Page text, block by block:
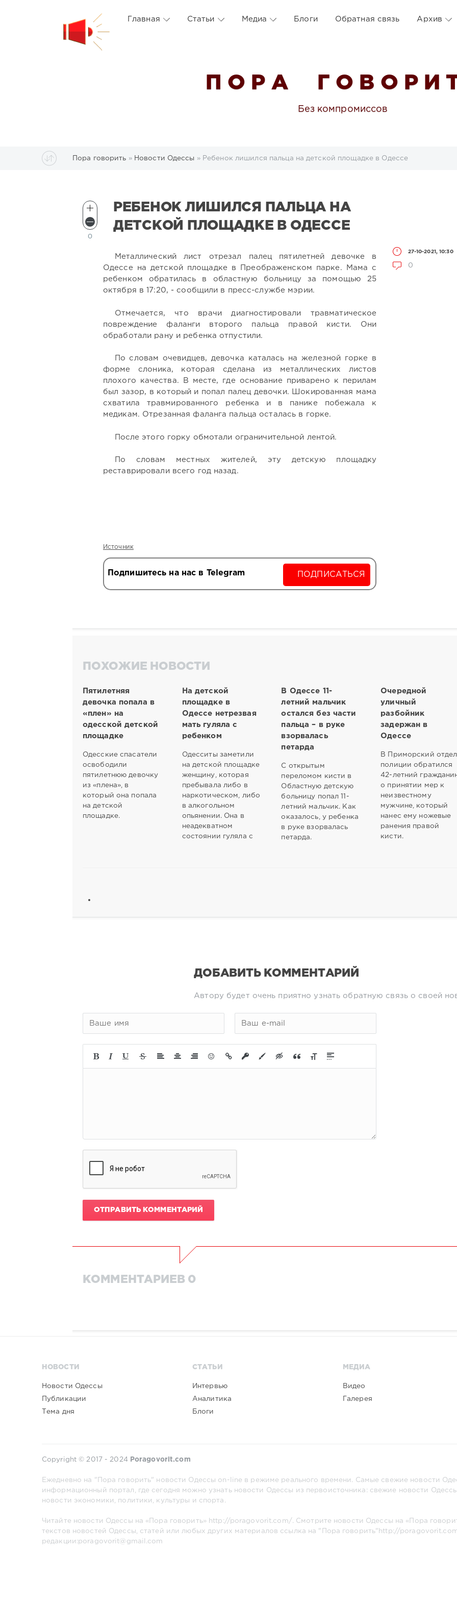
Главная Статьи Медиа Блоги Обратная связь Архив
П О Р А Г О В О Р И
Без компромиссов
Пора говорить » Новости Одессы » Ребенок лишился пальца на детской площадке в Одессе
РЕБЕНОК ЛИШИЛСЯ ПАЛЬЦА НА
ДЕТСКОЙ ПЛОЩАДКЕ В ОДЕССЕ
27-10-2021, 10:30
0
0
Металлический лист отрезал палец пятилетней девочке в
Одессе на детской площадке в Преображенском парке. Мама с
ребенком обратилась в областную больницу за помощью 25
октября в 17:20, - сообщили в пресс-службе мэрии.
Отмечается, что врачи диагностировали травматическое
повреждение фаланги второго пальца правой кисти. Они
обработали рану и ребенка отпустили.
По словам очевидцев, девочка каталась на железной горке в
форме слоника, которая сделана из металлических листов
плохого качества. В месте, где основание приварено к перилам
был зазор, в который и попал палец девочки. Шокированная мама
схватила травмированного ребенка и в панике побежала к
медикам. Отрезанная фаланга пальца осталась в горке.
После этого горку обмотали ограничительной лентой.
По словам местных жителей, эту детскую площадку
реставрировали всего год назад.
Источник
Подпишитесь на нас в Telegram ПОДПИСАТЬСЯ
ПОХОЖИЕ НОВОСТИ
Пятилетняя
девочка попала в
«плен» на
одесской детской
площадке
Одесские спасатели
освободили
пятилетнюю девочку
из «плена», в
который она попала
на детской
площадке.
На детской
площадке в
Одессе нетрезвая
мать гуляла с
ребенком
Одесситы заметили
на детской площадке
женщину, которая
пребывала либо в
наркотическом, либо
в алкогольном
опьянении. Она в
неадекватном
состоянии гуляла с
В Одессе 11-
летний мальчик
остался без части
пальца – в руке
взорвалась
петарда
С открытым
переломом кисти в
Областную детскую
больницу попал 11-
летний мальчик. Как
оказалось, у ребенка
в руке взорвалась
петарда.
Очередной
уличный
разбойник
задержан в
Одессе
В Приморский отдел
полиции обратился
42-летний
о принятии мер к
неизвестному
мужчине, который
нанес ему ножевые
ранения правой
кисти.
ДОБАВИТЬ КОММЕНТАРИЙ
Автору будет очень приятно узнать обратную связь о своей
ОТПРАВИТЬ КОММЕНТАРИЙ
КОММЕНТАРИЕВ 0
НОВОСТИ
Новости Одессы
Публикации
Тема дня
СТАТЬИ
Интервью
Аналитика
Блоги
МЕДИА
Видео
Галерея
Copyright © 2017 - 2024 Poragovorit.com
Ежедневно на "Пора говорить" новости Одессы on-line в режиме реального времени. Самые свежие новости
информационный портал, где сегодня можно узнать новости Одессы из первоисточника: свежие новости
новости экономики, политики, культуры и спорта.
Читайте новости Одессы на «Пора говорить» http://poragovorit.com/
. Смотрите новости Одессы на «Пора
текстов новостей Одессы, статей или любых других материалов ссылка на "Пора говорить" http://
редакции:poragovorit@gmail.com